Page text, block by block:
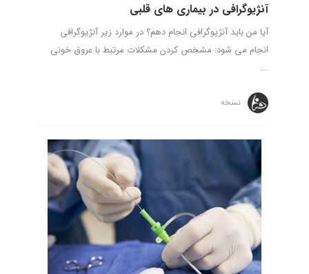
آنژیوگرافی در بیماری های قلبی
آیا من باید آنژیوگرافی انجام دهم؟ در موارد زیر آنژیوگرافی
انجام می شود: مشخص کردن مشکلات مرتبط با عروق خونی
...
نسخه